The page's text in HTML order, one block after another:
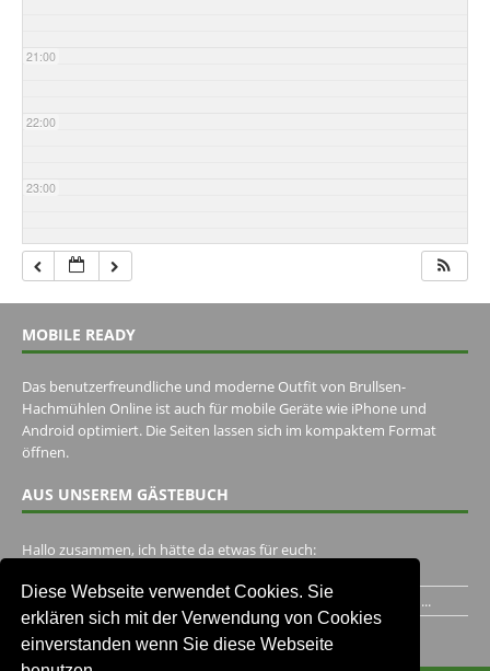
Diese Webseite verwendet Cookies. Sie
erklären sich mit der Verwendung von Cookies
einverstanden wenn Sie diese Webseite
21:00
22:00
23:00
MOBILE READY
Das benutzerfreundliche und moderne Outfit von Brullsen-
Hachmühlen Online ist auch für mobile Geräte wie iPhone und
Android optimiert. Die Seiten lassen sich im kompaktem Format
öffnen.
AUS UNSEREM GÄSTEBUCH
Hallo zusammen, ich hätte da etwas für euch:
Ich habe ein Jahr im Gasthaus Hugo Pape verbracht..Habe ihn...
Unser Gästebuch besuchen